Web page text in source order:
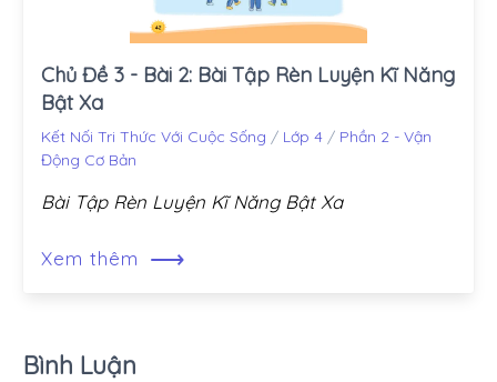
Chủ Đề 3 - Bài 2: Bài Tập Rèn Luyện Kĩ Năng
Bật Xa
Kết Nối Tri Thức Với Cuộc Sống / Lớp 4 / Phần 2 - Vận
Động Cơ Bản
Bài Tập Rèn Luyện Kĩ Năng Bật Xa
Xem thêm ⟶
Bình Luận